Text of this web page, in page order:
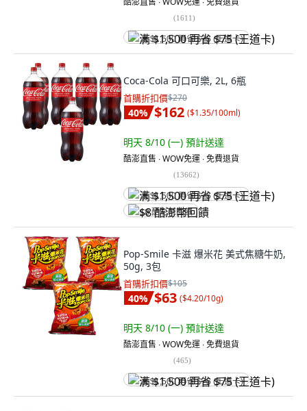
(1611)
满 $1,500 再省 $75 (王道卡)
Coca-Cola 可口可樂, 2L, 6瓶
首購折扣價$270
40% $162 ($1.35/100ml)
明天 8/10 (一) 預計送達
酷澎直售 ∙ WOW免運 ∙ 免費退貨
(13662)
满 $1,500 再省 $75 (王道卡)
$8 酷澎幣回饋
Pop-Smile 卡滋 爆米花 美式焦糖牛奶,
50g, 3包
首購折扣價$105
40% $63 ($4.20/10g)
明天 8/10 (一) 預計送達
酷澎直售 ∙ WOW免運 ∙ 免費退貨
(465)
满 $1,500 再省 $75 (王道卡)